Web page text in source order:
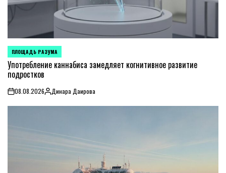
POSTED
IN
ПЛОЩАДЬ РАЗУМА
Употребление каннабиса замедляет когнитивное развитие
подростков
on08.08.2026PostedДинара Даирова